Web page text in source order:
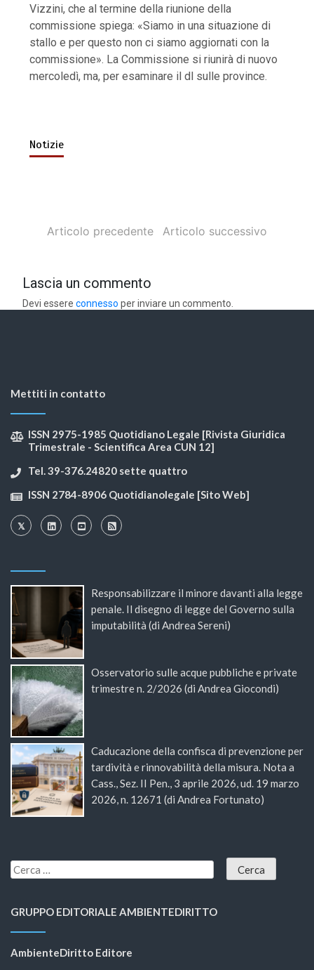
Vizzini, che al termine della riunione della
commissione spiega: «Siamo in una situazione di
stallo e per questo non ci siamo aggiornati con la
commissione». La Commissione si riunirà di nuovo
mercoledì, ma, per esaminare il dl sulle province.
Notizie
Articolo precedente Articolo successivo
Lascia un commento
Devi essereconnesso per inviare un commento.
Mettiti in contatto
ISSN 2975-1985 Quotidiano Legale [Rivista Giuridica
Trimestrale - Scientifica Area CUN 12]
Tel. 39-376.24820 sette quattro
ISSN 2784-8906 Quotidianolegale [Sito Web]
Responsabilizzare il minore davanti alla legge
penale. Il disegno di legge del Governo sulla
imputabilità (di Andrea Sereni)
Osservatorio sulle acque pubbliche e private
trimestre n. 2/2026 (di Andrea Giocondi)
Caducazione della confisca di prevenzione per
tardività e rinnovabilità della misura. Nota a
Cass., Sez. II Pen., 3 aprile 2026, ud. 19 marzo
2026, n. 12671 (di Andrea Fortunato)
GRUPPO EDITORIALE AMBIENTEDIRITTO
AmbienteDiritto Editore